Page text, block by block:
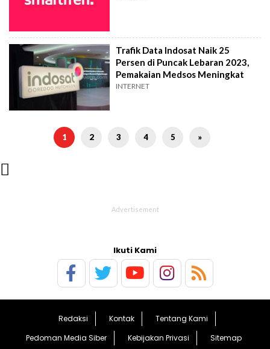
Trafik Data Indosat Naik 25
Persen di Puncak Lebaran 2023,
Pemakaian Medsos Meningkat
INTERNET
1 2 3 4 5 »

Ikuti Kami
Redaksi Kontak
Tentang Kami
Pedoman Media Siber
Kebijakan Privasi Sitemap